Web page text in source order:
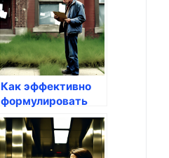
Как эффективно
формулировать
претензии к
управляющей
компании